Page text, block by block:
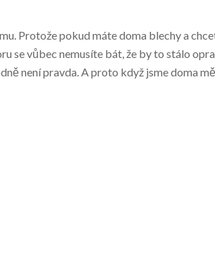
Protože pokud máte doma blechy a
se vůbec nemusíte bát, že by to stálo
není pravda. A proto když jsme doma